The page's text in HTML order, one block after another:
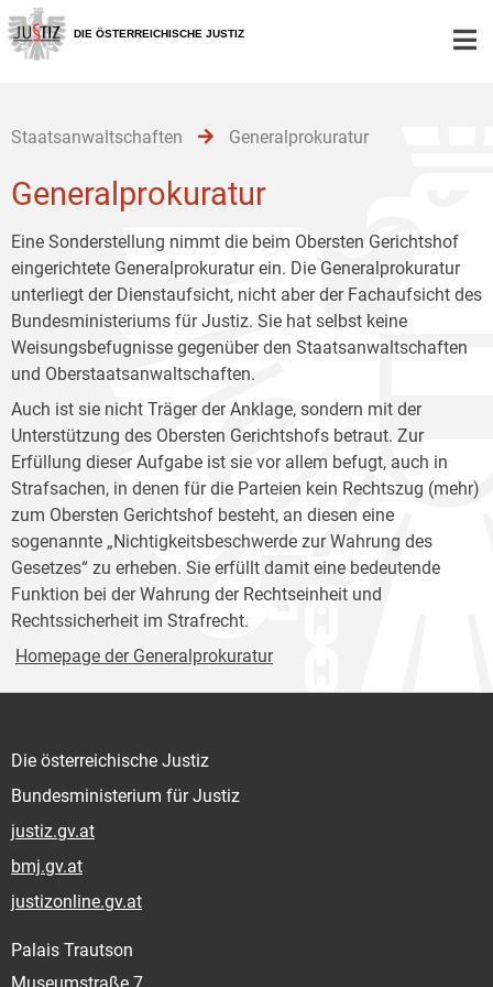
Zur
Hauptnavigation
[1]
Zum
Inhalt
[2]
Zum
Untermenü
[3]
DIE ÖSTERREICHISCHE JUSTIZ
Staatsanwaltschaften Generalprokuratur
Generalprokuratur
Eine Sonderstellung nimmt die beim Obersten Gerichtshof
eingerichtete Generalprokuratur ein. Die Generalprokuratur
unterliegt der Dienstaufsicht, nicht aber der Fachaufsicht des
Bundesministeriums für Justiz. Sie hat selbst keine
Weisungsbefugnisse gegenüber den Staatsanwaltschaften
und Oberstaatsanwaltschaften.
Auch ist sie nicht Träger der Anklage, sondern mit der
Unterstützung des Obersten Gerichtshofs betraut. Zur
Erfüllung dieser Aufgabe ist sie vor allem befugt, auch in
Strafsachen, in denen für die Parteien kein Rechtszug (mehr)
zum Obersten Gerichtshof besteht, an diesen eine
sogenannte „Nichtigkeitsbeschwerde zur Wahrung des
Gesetzes“ zu erheben. Sie erfüllt damit eine bedeutende
Funktion bei der Wahrung der Rechtseinheit und
Rechtssicherheit im Strafrecht.
Homepage der Generalprokuratur
Die österreichische Justiz
Bundesministerium für Justiz
justiz.gv.at
bmj.gv.at
justizonline.gv.at
Palais Trautson